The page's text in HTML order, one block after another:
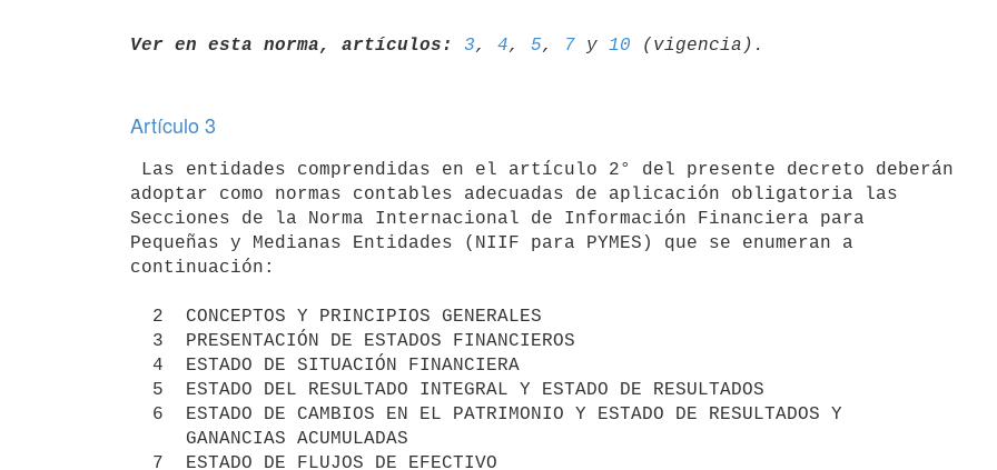
Ver en esta norma, artículos: 3, 4, 5, 7 y 10
Artículo 3
adoptar como normas contables adecuadas de aplicación obligatoria las
Secciones de la Norma Internacional de Información Financiera para
Pequeñas y Medianas Entidades (NIIF para PYMES) que se enumeran a
continuación: